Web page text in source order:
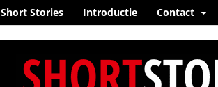
Short Stories Introductie Contact